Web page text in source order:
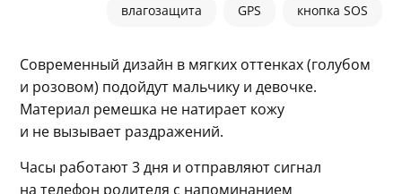
влагозащита GPS кнопка SOS
Современный дизайн в мягких оттенках (голубом
и розовом) подойдут мальчику и девочке.
Материал ремешка не натирает кожу
и не вызывает раздражений.
Часы работают 3 дня и отправляют сигнал
на телефон родителя с напоминанием